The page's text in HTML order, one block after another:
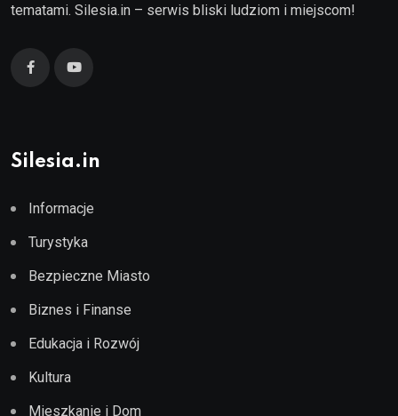
tematami. Silesia.in – serwis bliski ludziom i miejscom!
Silesia.in
Informacje
Turystyka
Bezpieczne Miasto
Biznes i Finanse
Edukacja i Rozwój
Kultura
Mieszkanie i Dom